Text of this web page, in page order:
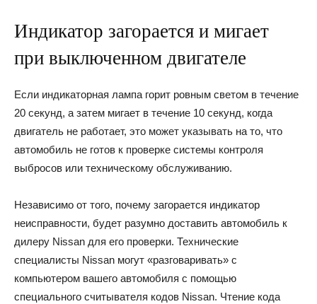
Индикатор загорается и мигает
при выключенном двигателе
Если индикаторная лампа горит ровным светом в течение
20 секунд, а затем мигает в течение 10 секунд, когда
двигатель не работает, это может указывать на то, что
автомобиль не готов к проверке системы контроля
выбросов или техническому обслуживанию.
Независимо от того, почему загорается индикатор
неисправности, будет разумно доставить автомобиль к
дилеру Nissan для его проверки. Технические
специалисты Nissan могут «разговаривать» с
компьютером вашего автомобиля с помощью
специального считывателя кодов Nissan. Чтение кода